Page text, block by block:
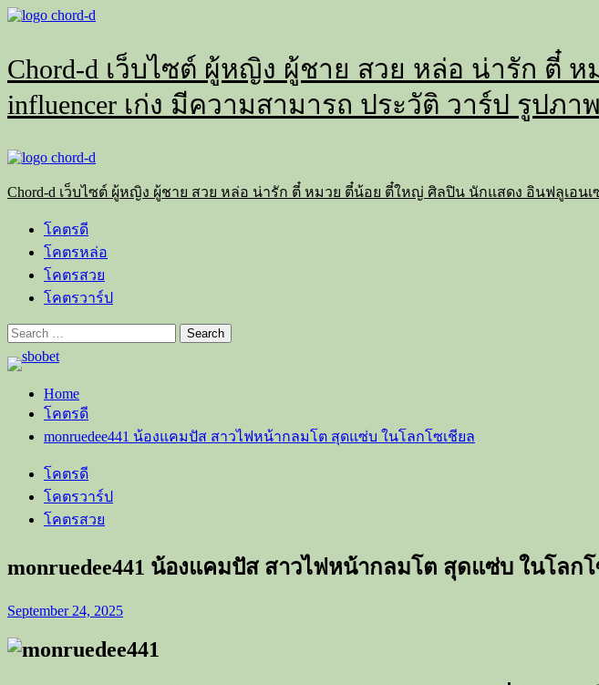
Skip
Chord-d เว็บไซต์ ผู้หญิง ผู้ชาย สวย หล่อ น่ารัก ตี๋
influencer เก่ง มีความสามารถ ประวัติ วาร์ป รูปภ
Primary
Chord-d เว็บไซต์ ผู้หญิง ผู้ชาย สวย หล่อ น่ารัก ตี๋ หมวย ตี๋น้อย ตี๋ใหญ่ ศิลปิน นักแสดง อินฟลูเอน
โคตรดี
โคตรหล่อ
โคตรสวย
โคตรวาร์ป
Search
for:
Home
โคตรดี
monruedee441 น้องแคมปัส สาวไฟหน้ากลมโต สุดแซ่บ ในโลกโซเชียล
โคตรดี
โคตรวาร์ป
โคตรสวย
monruedee441 น้องแคมปัส สาวไฟหน้ากลมโต สุดแซ่บ ในโลก
September 24, 2025